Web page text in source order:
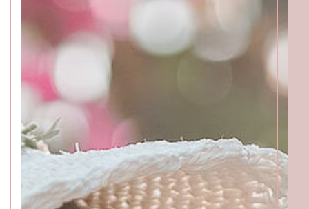
Clarke Quay
ACCESS
Skullful of Beauticians,
Katong